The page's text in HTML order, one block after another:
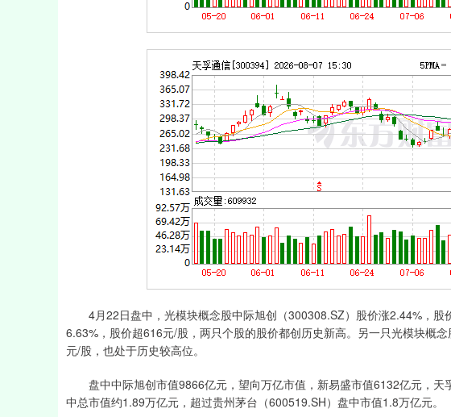
4月22日盘中，光模块概念股中际旭创（300308.SZ）股价涨2.44%，股
6.63%，股价超616元/股，两只个股的股价都创历史新高。另一只光模块概
元/股，也处于历史较高位。
盘中中际旭创市值9866亿元，望向万亿市值，新易盛市值6132亿元，天
中总市值约1.89万亿元，超过贵州茅台（600519.SH）盘中市值1.8万亿元。